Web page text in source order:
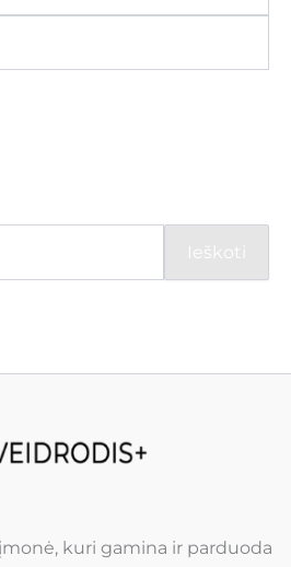
Ieškoti
kuri gamina ir parduoda